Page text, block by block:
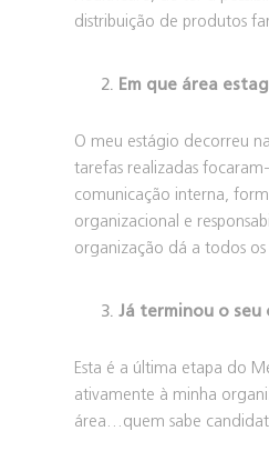
distribuição de produtos
Em que área
O meu estágio decorreu
tarefas realizadas
comunicação interna,
organizacional e
organização dá a todos os
Já terminou o seu
Esta é a última etapa do
ativamente à minha
área…quem sabe